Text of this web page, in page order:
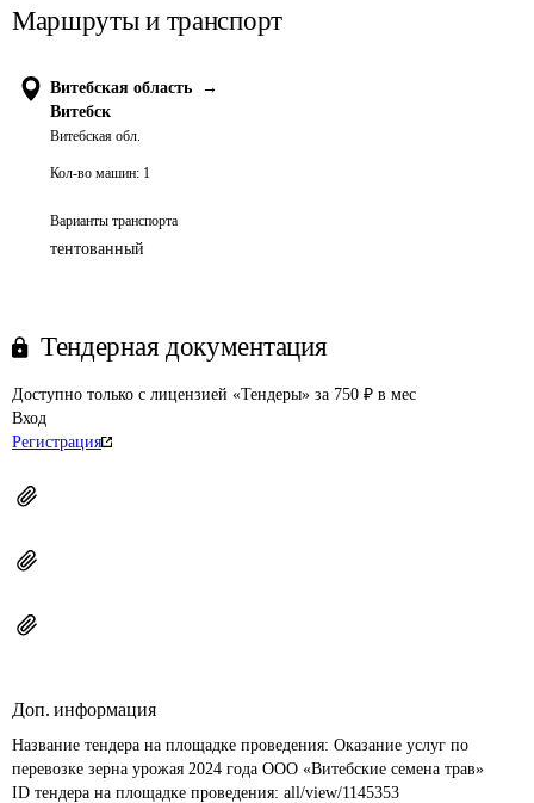
Маршруты и транспорт
Витебская область
→
Витебск
Витебская обл.
Кол-во машин: 1
Варианты транспорта
тентованный
Тендерная документация
Доступно только с лицензией «Тендеры» за 750 ₽ в мес
Вход
Регистрация
Доп. информация
Название тендера на площадке проведения: Оказание услуг по
перевозке зерна урожая 2024 года ООО «Витебские семена трав»
ID тендера на площадке проведения: all/view/1145353